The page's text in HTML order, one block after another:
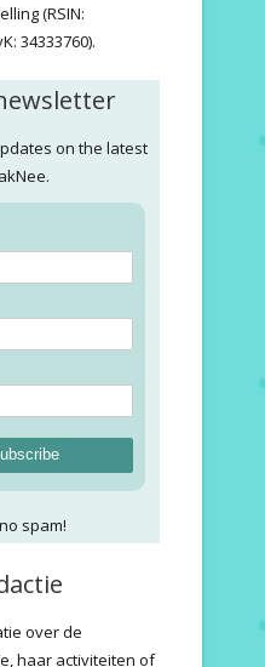
(RSIN:
34333760).
on the latest
spam!
over de
haar activiteiten of